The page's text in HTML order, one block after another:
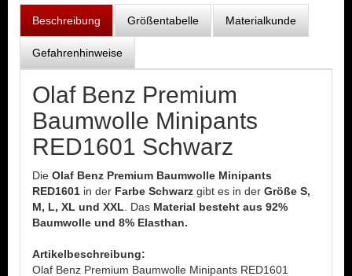
Beschreibung Größentabelle Materialkunde
Gefahrenhinweise
Olaf Benz Premium
Baumwolle Minipants
RED1601 Schwarz
Die Olaf Benz Premium Baumwolle Minipants
RED1601 in der Farbe Schwarz gibt es in der Größe S,
M, L, XL und XXL . Das Material besteht aus 92%
Baumwolle und 8% Elasthan.
Artikelbeschreibung:
Olaf Benz Premium Baumwolle Minipants RED1601